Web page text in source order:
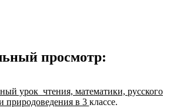
просмотр:
урок чтения, математики, русского
природоведения в 3 классе.